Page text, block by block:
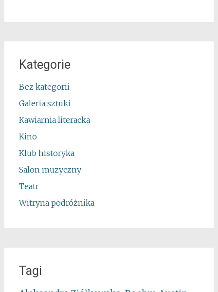
Kategorie
Bez kategorii
Galeria sztuki
Kawiarnia literacka
Kino
Klub historyka
Salon muzyczny
Teatr
Witryna podróżnika
Tagi